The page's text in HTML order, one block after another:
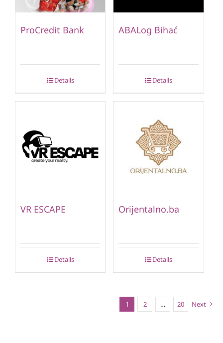
ProCredit Bank
Details
ABALog Bihać
Details
VR ESCAPE
Details
Orijentalno.ba
Details
1 2 … 20 Next